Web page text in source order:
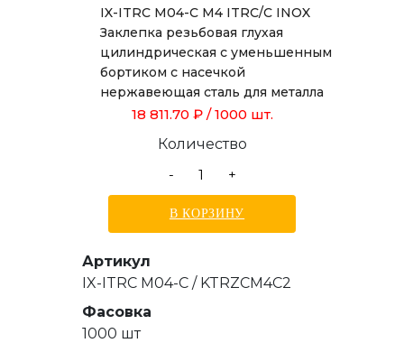
IX-ITRC M04-C M4 ITRC/C INOX
Заклепка резьбовая глухая
цилиндрическая с уменьшенным
бортиком с насечкой
нержавеющая сталь для металла
толщиной от 0,5 до 2,0 мм
18 811.70 ₽ / 1000 шт.
Количество
-
+
В КОРЗИНУ
Артикул
IX-ITRC M04-C / KTRZCM4C2
Фасовка
1000 шт